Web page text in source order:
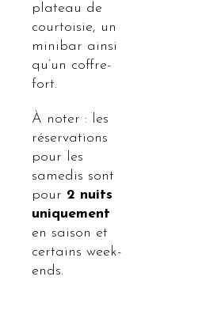
plateau de
courtoisie, un
minibar ainsi
qu’un coffre-
fort.
À noter : les
réservations
pour les
samedis sont
pour 2 nuits
uniquement
en saison et
certains week-
ends.